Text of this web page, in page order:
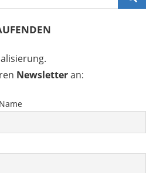
Newsletteran: